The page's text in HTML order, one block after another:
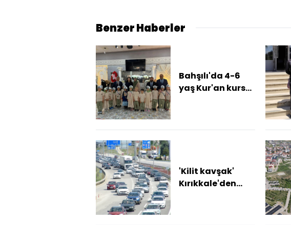
Benzer Haberler
Bahşılı'da 4-6
yaş Kur'an kursu
'Kilit kavşak'
Kırıkkale'den